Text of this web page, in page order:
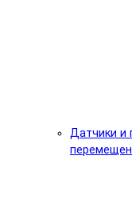
Датчики и